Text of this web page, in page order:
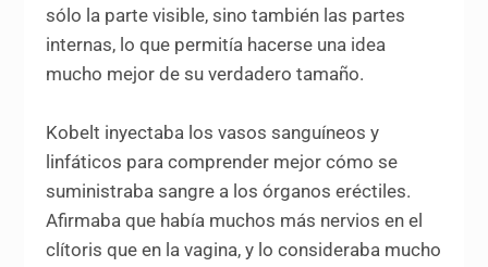
sólo la parte visible, sino también las partes
internas, lo que permitía hacerse una idea
mucho mejor de su verdadero tamaño.
Kobelt inyectaba los vasos sanguíneos y
linfáticos para comprender mejor cómo se
suministraba sangre a los órganos eréctiles.
Afirmaba que había muchos más nervios en el
clítoris que en la vagina, y lo consideraba mucho